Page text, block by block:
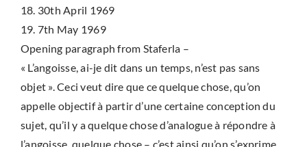
18. 30th April 1969
19. 7th May 1969
Opening paragraph from Staferla –
« L’angoisse, ai-je dit dans un temps, n’est pas sans
objet ». Ceci veut dire que ce quelque chose, qu’on
appelle objectif à partir d’une certaine conception du
sujet, qu’il y a quelque chose d’analogue à répondre à
l’angoisse, quelque chose – c’est ainsi qu’on s’exprime